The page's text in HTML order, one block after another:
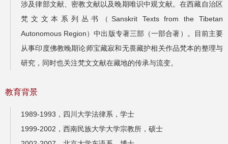
涉及律部文献、密教文献以及晚期唯识中观文献。在西藏自治区
梵文文本系列丛书（Sanskrit Texts from the Tibetan
Autonomous Region）中出版专著三部（一部合著）。目前主要
从事印度佛教晚期论师宝藏寂和无畏藏护相关作品梵本的整理与
研究，同时也关注梵文文献在藏地的传承与流变。
教育背景
1989-1993，四川大学法律系，学士
1999-2002，西南民族大学大学宗教所，硕士